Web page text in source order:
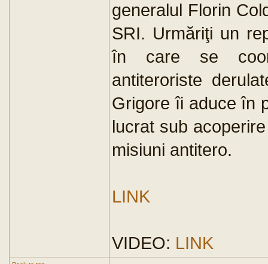
generalul Florin
SRI. Urmăriţi un
în care se
antiteroriste
Grigore îi aduce în
lucrat sub
misiuni antitero.
LINK
VIDEO: LINK